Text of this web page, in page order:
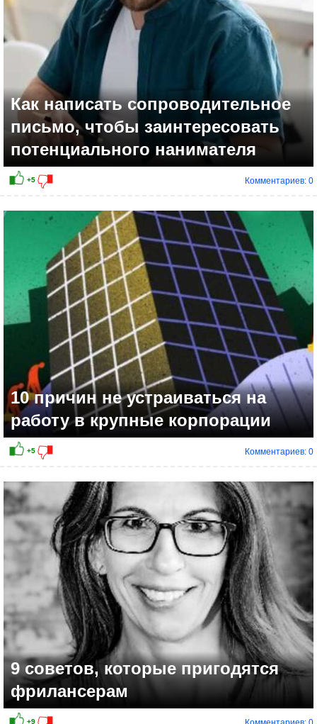
+4
Как написать сопроводительное
письмо, чтобы заинтересовать
потенциального нанимателя
Комментариев: 0
10 причин не устраиваться на
работу в крупные корпорации
Комментариев: 0
9 советов, которые пригодятся
фрилансерам